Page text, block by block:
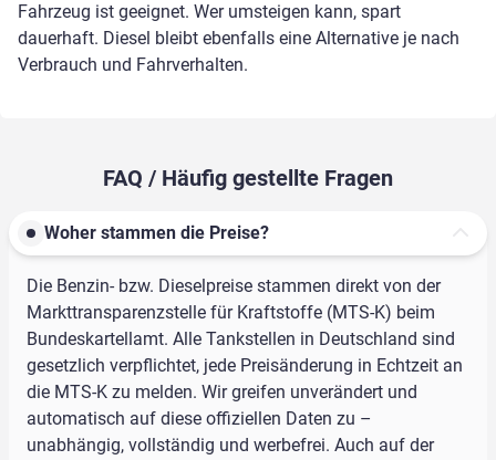
Fahrzeug ist geeignet. Wer umsteigen kann, spart
dauerhaft. Diesel bleibt ebenfalls eine Alternative je nach
Verbrauch und Fahrverhalten.
FAQ / Häufig gestellte Fragen
Woher stammen die Preise?
Die Benzin- bzw. Dieselpreise stammen direkt von der
Markttransparenzstelle für Kraftstoffe (MTS-K) beim
Bundeskartellamt. Alle Tankstellen in Deutschland sind
gesetzlich verpflichtet, jede Preisänderung in Echtzeit an
die MTS-K zu melden. Wir greifen unverändert und
automatisch auf diese offiziellen Daten zu –
unabhängig, vollständig und werbefrei. Auch auf der